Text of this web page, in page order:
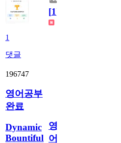
1
댓글
[1]
196747
영어공부
완료
Dynamic
Bountiful
영
어